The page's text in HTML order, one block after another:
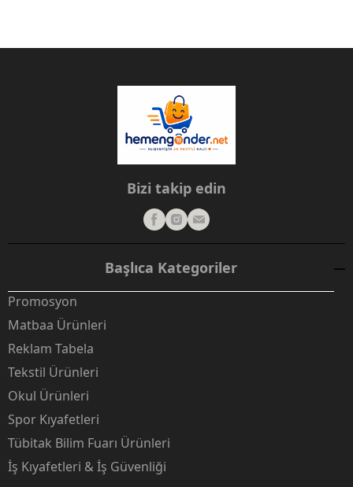
Bizi takip edin
Başlıca Kategoriler
Promosyon
Matbaa Ürünleri
Reklam Tabela
Tekstil Ürünleri
Okul Ürünleri
Spor Kıyafetleri
Tübitak Bilim Fuarı Ürünleri
İş Kıyafetleri & İş Güvenliği